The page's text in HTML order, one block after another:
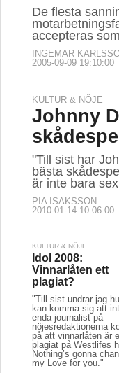
De flesta
accepteras
INGEMAR
2005-09-09 19:10:00
KULTUR & NÖJE
Johnny
"Till sist har
bästa
är inte bara
PIA ISAKSSON
2010-01-14 10:06:00
KULTUR & NÖJE
Idol 2008:
Vinnarlåten ett
plagiat?
"Till sist undrar jag
kan komma sig att
enda journalist på
nöjesredaktionerna
på att vinnarlåten är
plagiat på Westlifes
Nothing’s gonna
my Love for you."